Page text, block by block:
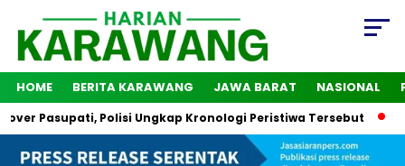
HOME BERITA KARAWANG JAWA BARAT NASIONAL
Polisi Ungkap Kronologi Peristiwa Tersebut 2